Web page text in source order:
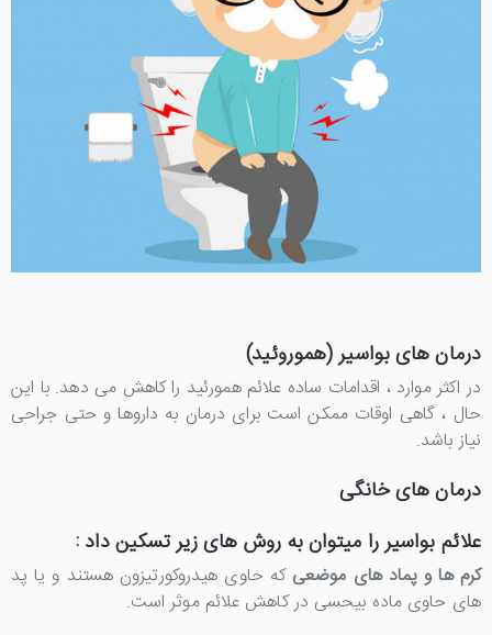
درمان های بواسیر (هموروئید)
در اکثر موارد ، اقدامات ساده علائم همورئید را کاهش می دهد. با این
حال ، گاهی اوقات ممکن است برای درمان به داروها و حتی جراحی
نیاز باشد.
درمان های خانگی
علائم بواسیر را میتوان به روش های زیر تسکین داد :
کرم ها و پماد های موضعی که حاوی هیدروکورتیزون هستند و یا پد
های حاوی ماده بیحسی در کاهش علائم موثر است.